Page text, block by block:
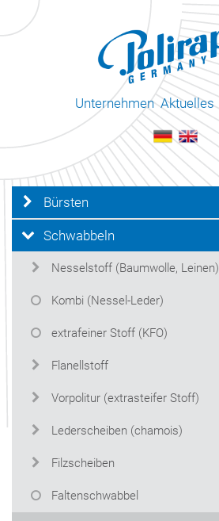
Unternehmen Aktuelles
Bürsten
Schwabbeln
Nesselstoff (Baumwolle, Leinen)
Kombi (Nessel-Leder)
extrafeiner Stoff (KFO)
Flanellstoff
Vorpolitur (extrasteifer Stoff)
Lederscheiben (chamois)
Filzscheiben
Faltenschwabbel